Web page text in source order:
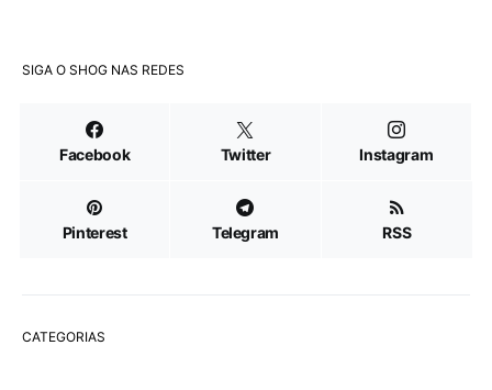
SIGA O SHOG NAS REDES
Facebook Twitter Instagram
Pinterest Telegram RSS
CATEGORIAS